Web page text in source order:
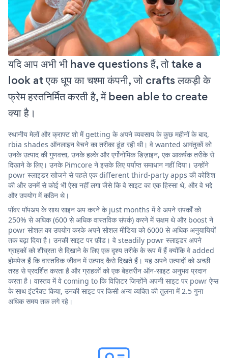
यदि आप अभी भी have questions हैं, तो take a
look at एक धूप का चश्मा कंपनी, जो crafts लकड़ी के
फ्रेम हस्तनिर्मित करती है, में been able to create
क्या है।
स्थानीय मेलों और क्राफ्ट शो में getting के अपने व्यवसाय के कुछ महीनों के बाद,
rbia shades ऑनलाइन बेचने का तरीका ढूंढ रही थी। वे wanted आगंतुकों को
उनके उत्पाद की गुणवत्ता, उनके हल्के और एर्गोनोमिक डिज़ाइन, एक आकर्षक तरीके से
दिखाने के लिए। उनके Pimcore ने इसके लिए पर्याप्त समाधान नहीं दिया। उन्होंने
powr स्लाइडर खोजने से पहले एक different third-party apps की कोशिश
की और उनमें से कोई भी ऐसा नहीं लगा जैसे कि वे साइट का एक हिस्सा थे, और वे भद्दे
और उपयोग में कठिन थे।
पॉवर पॉपअप के साथ साइन अप करने के just months में वे अपने संपर्कों को
250% से अधिक (600 से अधिक वास्तविक संपर्क) करने में सक्षम थे और boost ने
powr सोशल का उपयोग करके अपने सोशल मीडिया को 6000 से अधिक अनुयायियों
तक बढ़ा दिया है। उनकी साइट पर फ़ीड। वे steadily powr स्लाइडर अपने
ग्राहकों को शीघ्रता से दिखाने के लिए एक दृश्य तरीके के रूप में हैं क्योंकि वे added
होमपेज हैं कि वास्तविक जीवन में उत्पाद कैसे दिखते हैं। यह अपने उत्पादों को अच्छी
तरह से प्रदर्शित करता है और ग्राहकों को एक बेहतरीन ऑन-साइट अनुभव प्रदान
करता है। वास्तव में वे coming to कि विज़िटर जिन्होंने अपनी साइट पर powr ऐप्स
के साथ इंटरैक्ट किया, उनकी साइट पर किसी अन्य व्यक्ति की तुलना में 2.5 गुना
अधिक समय तक लगे रहे।